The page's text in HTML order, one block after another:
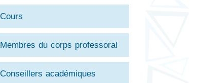
Cours
Membres du corps professoral
Conseillers académiques